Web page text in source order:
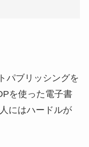
パブリッシングを
を使った電子書
にはハードルが